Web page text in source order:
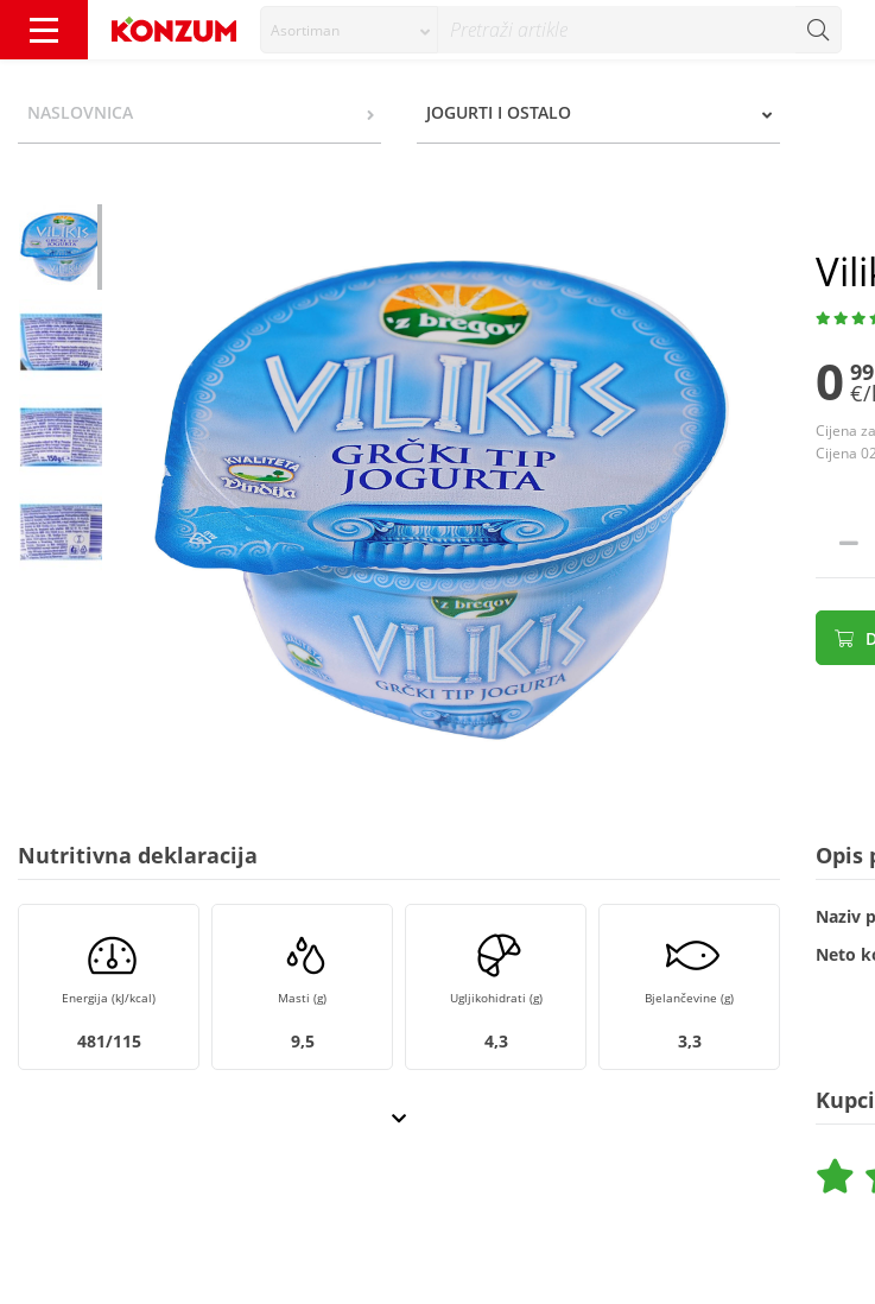
Asortiman
NASLOVNICA JOGURTI I OSTALO
0 99
€/
Cijena
Cijena
Nutritivna deklaracija
Energija (kJ/kcal)
481/115
Masti (g)
9,5
Ugljikohidrati (g)
4,3
Bjelančevine (g)
3,3
Opis
Naziv
Neto